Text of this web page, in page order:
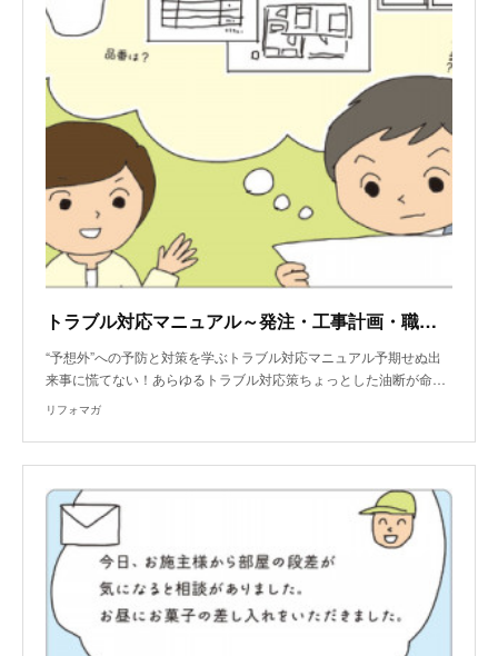
トラブル対応マニュアル～発注・工事計画・職人手配ミスした時のトラブル
“予想外”への予防と対策を学ぶトラブル対応マニュアル予期せぬ出
来事に慌てない！あらゆるトラブル対応策ちょっとした油断が命…
リフォマガ